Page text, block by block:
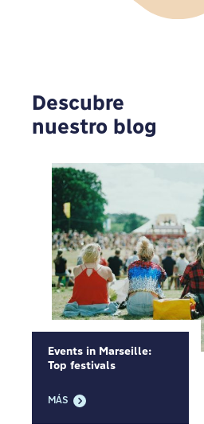
Descubre
nuestro blog
Events in Marseille:
Top festivals
MÁS